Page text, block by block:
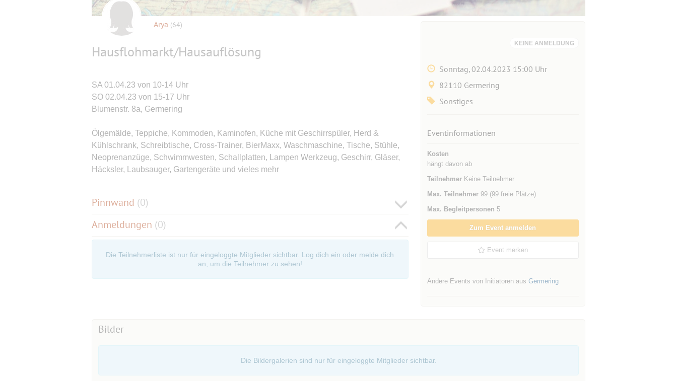
Arya (64)
Hausflohmarkt/Hausauflösung
SA 01.04.23 von 10-14 Uhr
SO 02.04.23 von 15-17 Uhr
Blumenstr. 8a, Germering
Ölgemälde, Teppiche, Kommoden, Kaminofen, Küche mit Geschirrspüler, Herd &
Kühlschrank, Schreibtische, Cross-Trainer, BierMaxx, Waschmaschine, Tische, Stühle,
Neoprenanzüge, Schwimmwesten, Schallplatten, Lampen Werkzeug, Geschirr, Gläser,
Häcksler, Laubsauger, Gartengeräte und vieles mehr
Pinnwand (0)
Anmeldungen (0)
Die Teilnehmerliste ist nur für eingeloggte Mitglieder sichtbar. Log dich ein oder melde dich
an, um die Teilnehmer zu sehen!
KEINE ANMELDUNG
Sonntag, 02.04.2023 15:00 Uhr
82110 Germering
Sonstiges
Eventinformationen
Kosten
hängt davon ab
TeilnehmerKeine Teilnehmer
Max. Teilnehmer99 (99 freie Plätze)
Max. Begleitpersonen 5
Zum Event anmelden
Event merken
Andere Events von Initiatoren aus Germering
Bilder
Die Bildergalerien sind nur für eingeloggte Mitglieder sichtbar.